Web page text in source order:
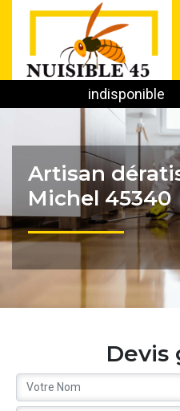
indisponible
Artisan
Michel 45340
Devis